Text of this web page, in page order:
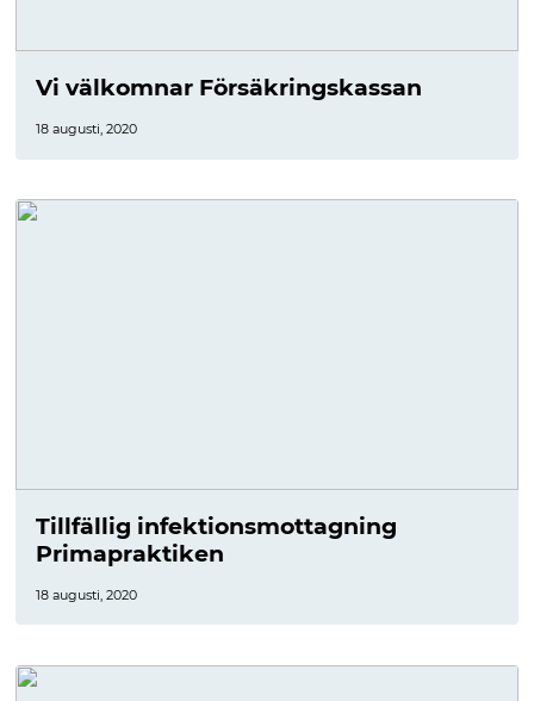
Vi välkomnar Försäkringskassan
18 augusti, 2020
Tillfällig infektionsmottagning
Primapraktiken
18 augusti, 2020